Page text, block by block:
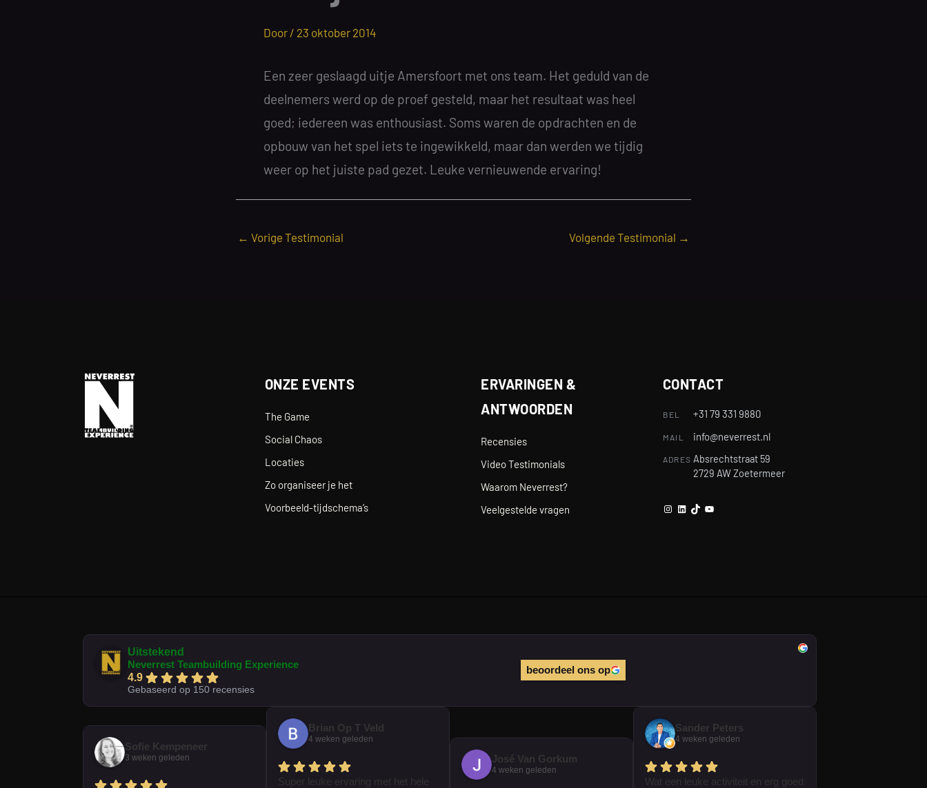
Door / 23 oktober 2014
Een zeer geslaagd uitje Amersfoort met ons team. Het geduld van de
deelnemers werd op de proef gesteld, maar het resultaat was heel
goed; iedereen was enthousiast. Soms waren de opdrachten en de
opbouw van het spel iets te ingewikkeld, maar dan werden we tijdig
weer op het juiste pad gezet. Leuke vernieuwende ervaring!
← Vorige Testimonial Volgende Testimonial →
ONZE EVENTS
The Game
Social Chaos
Locaties
Zo organiseer je het
Voorbeeld-tijdschema’s
ERVARINGEN &
ANTWOORDEN
Recensies
Video Testimonials
Waarom Neverrest?
Veelgestelde vragen
CONTACT
BEL +31 79 331 9880
MAIL info@neverrest.nl
ADRES Absrechtstraat 59
2729 AW Zoetermeer
Instagram
LinkedIn
TikTokYouTube
Uitstekend
Neverrest Teambuilding Experience
4.9
Gebaseerd op 150 recensies
beoordeel ons op
Sofie Kempeneer
3 weken geleden
Brian Op T Veld
4 weken geleden
Super leuke ervaring met het hele
José Van Gorkum
4 weken geleden
Sander Peters
4 weken geleden
Wat een leuke activiteit en erg goed